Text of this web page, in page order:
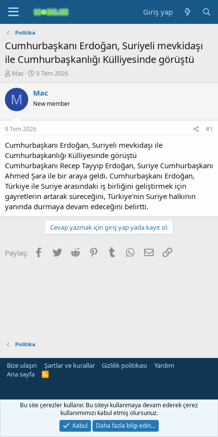
Giriş yap
Politika
Cumhurbaşkanı Erdoğan, Suriyeli mevkidaşı
ile Cumhurbaşkanlığı Külliyesinde görüştü
K
n
b
u
u
b
a
l
a
t
a
n
Mac
B
ş
a
g
ı
ç
a
r
i
h
i
9 Tem 2026
M Mac
New member
9 Tem 2026 #1
Cumhurbaşkanı Erdoğan, Suriyeli mevkidaşı ile
Cumhurbaşkanlığı Külliyesinde görüştü
Cumhurbaşkanı Recep Tayyip Erdoğan, Suriye Cumhurbaşkanı
Ahmed Şara ile bir araya geldi. Cumhurbaşkanı Erdoğan,
Türkiye ile Suriye arasındaki iş birliğini geliştirmek için
gayretlerin artarak süreceğini, Türkiye'nin Suriye halkının
yanında durmaya devam edeceğini belirtti.
Cevap yazmak için giriş yap yada kayıt ol.
Paylaş: Facebook
Twitter Reddit PinterestTumblr WhatsApp
E-posta
Politika
Bize ulaşın Şartlar ve kurallar Gizlilik politikası
Yardım
Ana sayfa
R
Bu site çerezler kullanır. Bu siteyi kullanmaya devam ederek çerez
kullanımımızı kabul etmiş olursunuz.
Kabul
Daha fazla bilgi edin…